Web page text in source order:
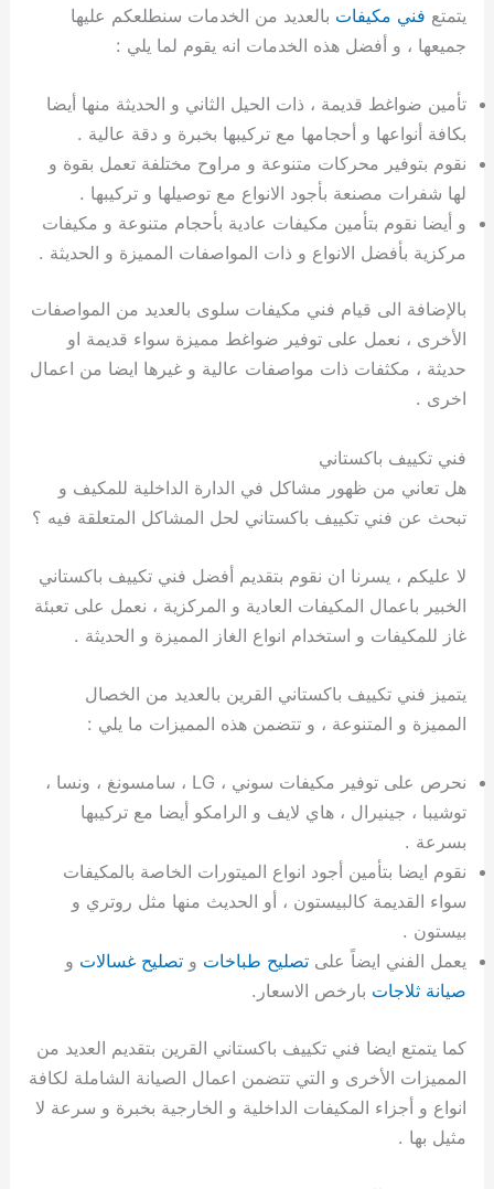
يتمتع فني مكيفات بالعديد من الخدمات سنطلعكم عليها
جميعها ، و أفضل هذه الخدمات انه يقوم لما يلي :
تأمين ضواغط قديمة ، ذات الحيل الثاني و الحديثة منها أيضا
بكافة أنواعها و أحجامها مع تركيبها بخبرة و دقة عالية .
نقوم بتوفير محركات متنوعة و مراوح مختلفة تعمل بقوة و
لها شفرات مصنعة بأجود الانواع مع توصيلها و تركيبها .
و أيضا نقوم بتأمين مكيفات عادية بأحجام متنوعة و مكيفات
مركزية بأفضل الانواع و ذات المواصفات المميزة و الحديثة .
بالإضافة الى قيام فني مكيفات سلوى بالعديد من المواصفات
الأخرى ، نعمل على توفير ضواغط مميزة سواء قديمة او
حديثة ، مكثفات ذات مواصفات عالية و غيرها ايضا من اعمال
اخرى .
فني تكييف باكستاني
هل تعاني من ظهور مشاكل في الدارة الداخلية للمكيف و
تبحث عن فني تكييف باكستاني لحل المشاكل المتعلقة فيه ؟
لا عليكم ، يسرنا ان نقوم بتقديم أفضل فني تكييف باكستاني
الخبير باعمال المكيفات العادية و المركزية ، نعمل على تعبئة
غاز للمكيفات و استخدام انواع الغاز المميزة و الحديثة .
يتميز فني تكييف باكستاني القرين بالعديد من الخصال
المميزة و المتنوعة ، و تتضمن هذه المميزات ما يلي :
نحرص على توفير مكيفات سوني ، LG ، سامسونغ ، ونسا ،
توشيبا ، جينيرال ، هاي لايف و الرامكو أيضا مع تركيبها
بسرعة .
نقوم ايضا بتأمين أجود انواع الميتورات الخاصة بالمكيفات
سواء القديمة كالبيستون ، أو الحديث منها مثل روتري و
بيستون .
يعمل الفني ايضاً علىتصليح طباخات وتصليح غسالات و
صيانة ثلاجات بارخص الاسعار.
كما يتمتع ايضا فني تكييف باكستاني القرين بتقديم العديد من
المميزات الأخرى و التي تتضمن اعمال الصيانة الشاملة لكافة
انواع و أجزاء المكيفات الداخلية و الخارجية بخبرة و سرعة لا
مثيل بها .